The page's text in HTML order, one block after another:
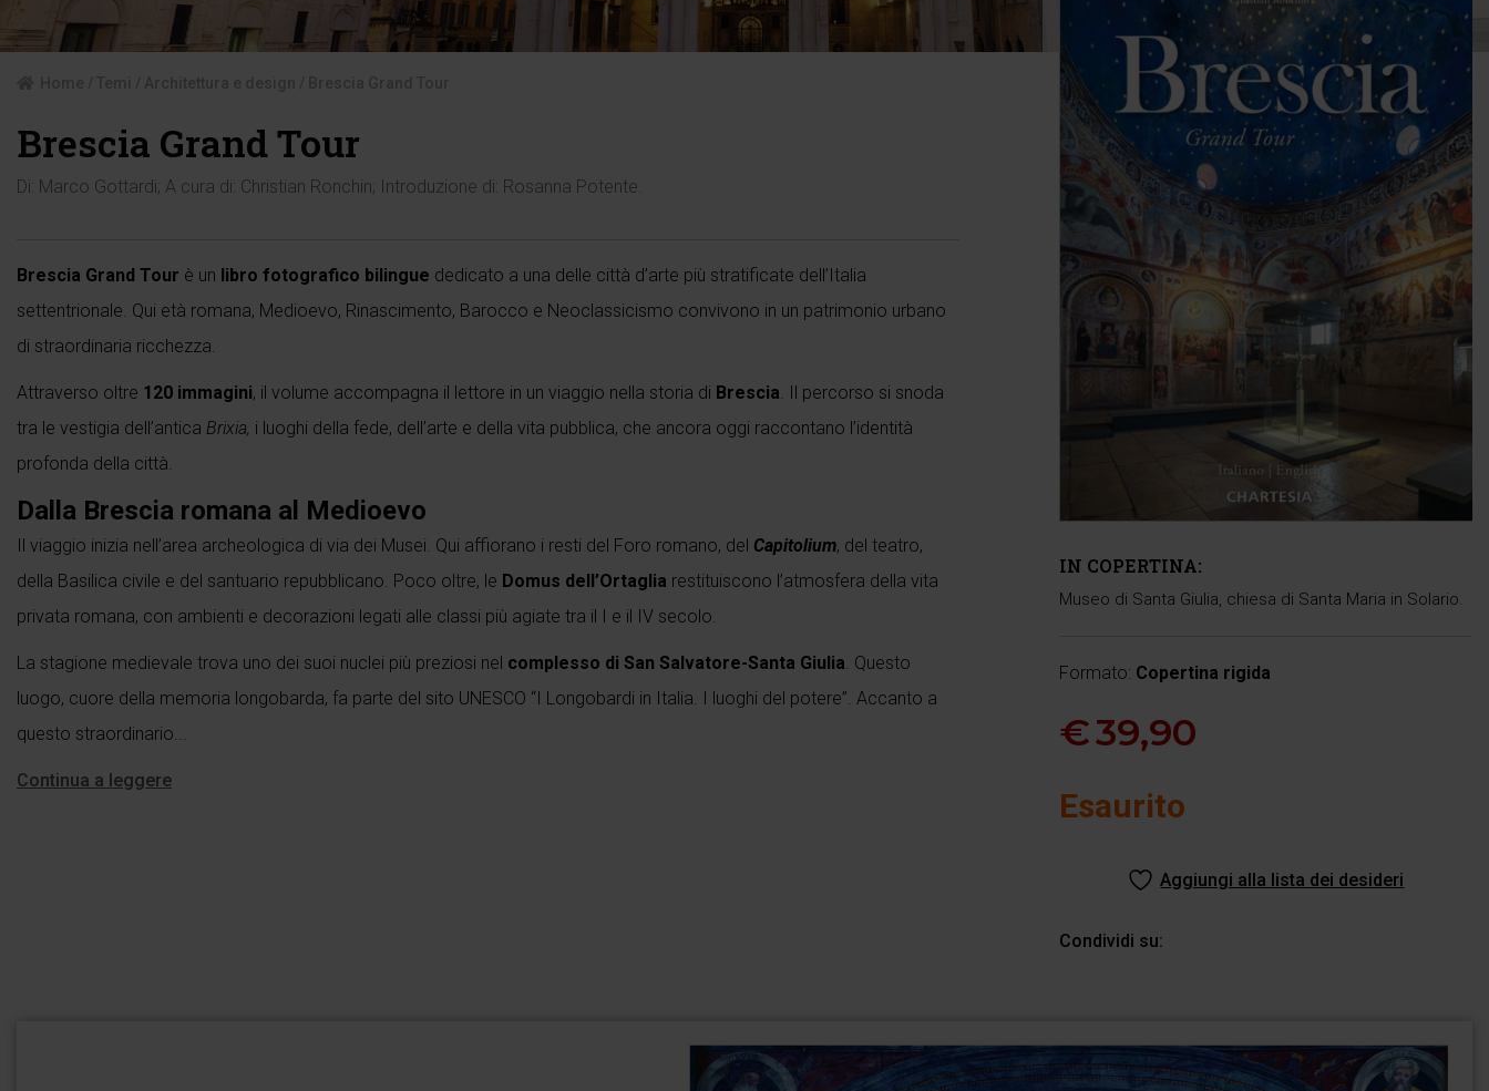
IN COPERTINA:
Museo di Santa Giulia, chiesa di Santa Maria in Solario.
Formato: Copertina rigida
€39,90
Esaurito
Aggiungi alla lista dei desideri
Condividi su:
Brescia Grand Tour
Di: Marco Gottardi; A cura di: Christian Ronchin; Introduzione di: Rosanna Potente
Brescia Grand Tour è un libro fotografico bilingue dedicato a una delle città d’arte più stratificate dell’Italia
settentrionale. Qui età romana, Medioevo, Rinascimento, Barocco e Neoclassicismo convivono in un patrimonio urbano
di straordinaria ricchezza.
Attraverso oltre 120 immagini, il volume accompagna il lettore in un viaggio nella storia di Brescia. Il percorso si snoda
tra le vestigia dell’antica Brixia, i luoghi della fede, dell’arte e della vita pubblica, che ancora oggi raccontano l’identità
profonda della città.
Dalla Brescia romana al Medioevo
Il viaggio inizia nell’area archeologica di via dei Musei. Qui affiorano i resti del Foro romano, del Capitolium, del teatro,
della Basilica civile e del santuario repubblicano. Poco oltre, le Domus dell’Ortaglia restituiscono l’atmosfera della vita
privata romana, con ambienti e decorazioni legati alle classi più agiate tra il I e il IV secolo.
La stagione medievale trova uno dei suoi nuclei più preziosi nel complesso di San Salvatore-Santa Giulia. Questo
luogo, cuore della memoria longobarda, fa parte del sito UNESCO “I Longobardi in Italia. I luoghi del potere”. Accanto a
questo straordinario...
Continua a leggere